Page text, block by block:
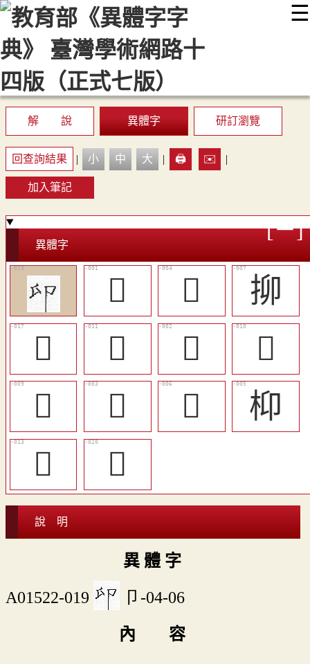
☰
::: 最新消息 常見問題 編輯說明
顯示模式
網站導覽
解 說 異體字 研訂瀏覽
回查詢結果 | 小 中 大 | 🖨️ ✉️ |
加入筆記
異體字
𠨔 󲍦
㧕
󲍫
󲍩 𢬃
󲍨
󲍧
𢫽 𢮮
枊
󲍪
󲍬
說 明
異 體 字
A01522-019 卩-04-06
內 容